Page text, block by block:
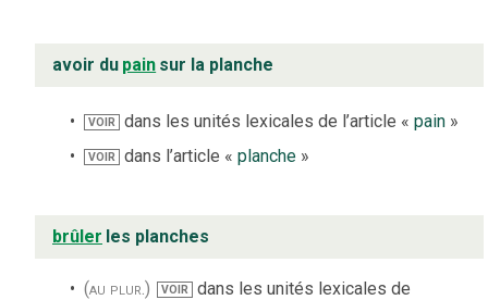
avoir du pain sur la planche
VOIR dans les unités lexicales de l’article «pain »
VOIR dans l’article «planche »
brûler les planches
(au plur.) VOIR dans les unités lexicales de